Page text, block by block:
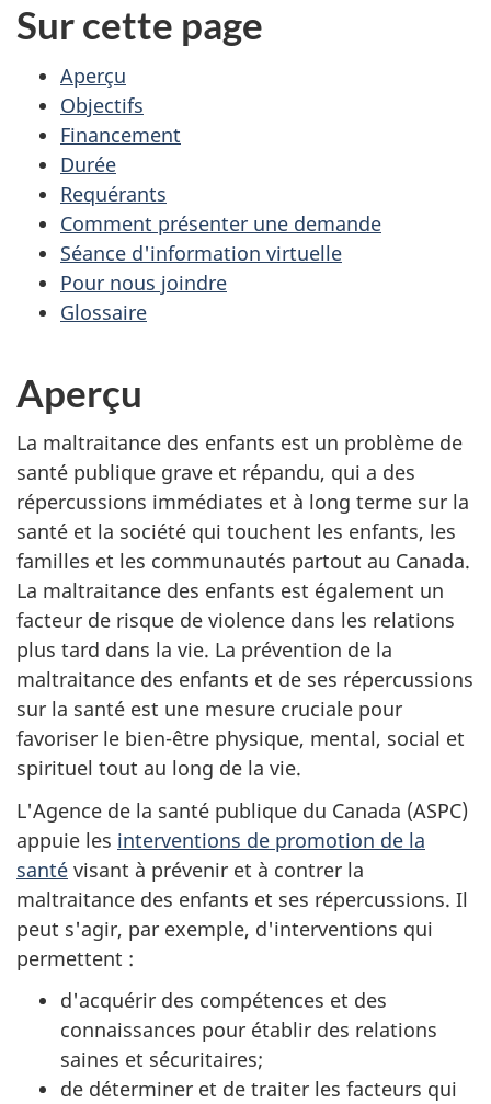
Sur cette page
Aperçu
Objectifs
Financement
Durée
Requérants
Comment présenter une demande
Séance d'information virtuelle
Pour nous joindre
Glossaire
Aperçu
La maltraitance des enfants est un problème de
santé publique grave et répandu, qui a des
répercussions immédiates et à long terme sur la
santé et la société qui touchent les enfants, les
familles et les communautés partout au Canada.
La maltraitance des enfants est également un
facteur de risque de violence dans les relations
plus tard dans la vie. La prévention de la
maltraitance des enfants et de ses répercussions
sur la santé est une mesure cruciale pour
favoriser le bien-être physique, mental, social et
spirituel tout au long de la vie.
L'Agence de la santé publique du Canada (ASPC)
appuie les interventions de promotion de la
santé visant à prévenir et à contrer la
maltraitance des enfants et ses répercussions. Il
peut s'agir, par exemple, d'interventions qui
permettent :
d'acquérir des compétences et des
connaissances pour établir des relations
saines et sécuritaires;
de déterminer et de traiter les facteurs qui